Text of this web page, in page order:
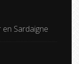
Sardaigne